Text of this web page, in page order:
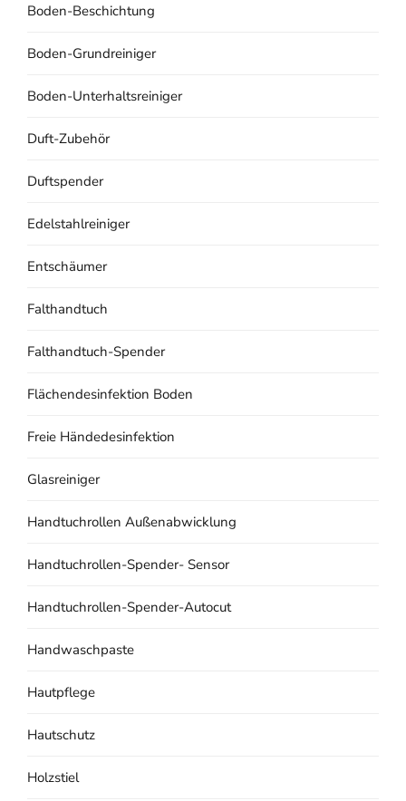
Boden-Beschichtung
Boden-Grundreiniger
Boden-Unterhaltsreiniger
Duft-Zubehör
Duftspender
Edelstahlreiniger
Entschäumer
Falthandtuch
Falthandtuch-Spender
Flächendesinfektion Boden
Freie Händedesinfektion
Glasreiniger
Handtuchrollen Außenabwicklung
Handtuchrollen-Spender- Sensor
Handtuchrollen-Spender-Autocut
Handwaschpaste
Hautpflege
Hautschutz
Holzstiel